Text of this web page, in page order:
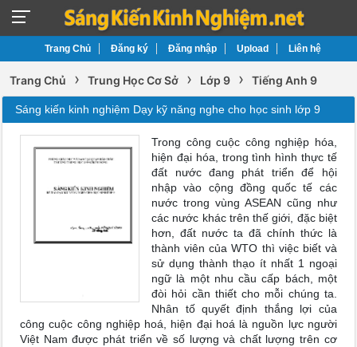
Trang Chủ Đăng ký Đăng nhập Upload Liên hệ
Trang Chủ › Trung Học Cơ Sở › Lớp 9 › Tiếng Anh 9
Sáng kiến kinh nghiệm Dạy kỹ năng nghe cho học sinh lớp 9
Trong công cuộc công nghiệp hóa,
hiện đại hóa, trong tình hình thực tế
đất nước đang phát triển để hội
nhập vào cộng đồng quốc tế các
nước trong vùng ASEAN cũng như
các nước khác trên thế giới, đặc biệt
hơn, đất nước ta đã chính thức là
thành viên của WTO thì việc biết và
sử dụng thành thạo ít nhất 1 ngoại
ngữ là một nhu cầu cấp bách, một
đòi hỏi cần thiết cho mỗi chúng ta.
Nhân tố quyết định thắng lợi của
công cuộc công nghiệp hoá, hiện đại hoá là nguồn lực người
Việt Nam được phát triển về số lượng và chất lượng trên cơ